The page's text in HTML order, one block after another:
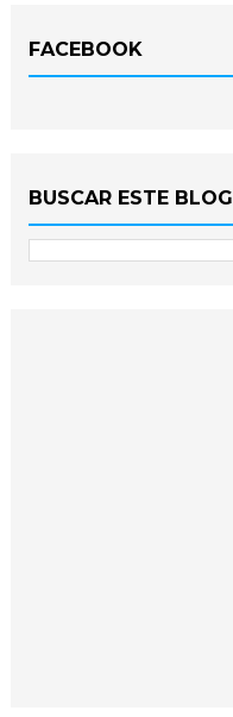
FACEBOOK
BUSCAR ESTE BLOG